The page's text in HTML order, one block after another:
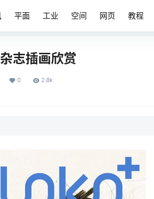
平面 工业 空间 网页 教程
志插画欣赏
0 2.8k